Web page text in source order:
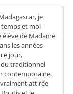
je
temps et moi-
de Madame
les années
jour,
du traditionnel
contemporaine.
vraiment attirée